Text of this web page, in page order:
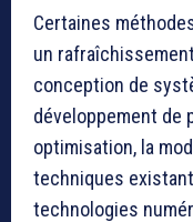
Certaines
un
conception de
développement de
optimisation, la
techniques
technologies